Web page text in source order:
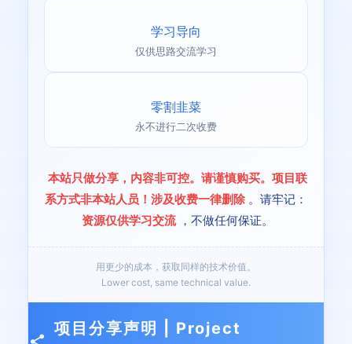
学习导向
仅供思路交流学习
零割韭菜
永不进行二次收费
本站只做分享，内容非可控。请谨慎购买。项目联
系方式非本站人员！涉及收费一律删除 。请牢记：
资源仅供学习交流 ，不做任何保证。
用更少的成本，获取同样的技术价值。
Lower cost, same technical value.
项目分享声明 | Project